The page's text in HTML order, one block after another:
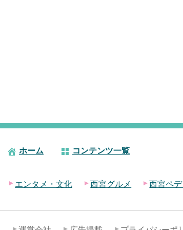
ホーム コンテンツ一覧
エンタメ・文化 西宮グルメ 西宮ペ